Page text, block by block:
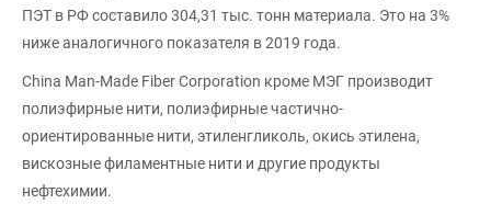
ПЭТ в РФ составило 304,31 тыс. тонн материала. Это на 3%
ниже аналогичного показателя в 2019 года.
China Man-Made Fiber Corporation кроме МЭГ производит
полиэфирные нити, полиэфирные частично-
ориентированные нити, этиленгликоль, окись этилена,
вискозные филаментные нити и другие продукты
нефтехимии.